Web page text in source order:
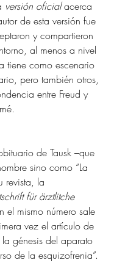
versión oficial acerca
de esta versión fue
y compartieron
al menos a nivel
tiene como escenario
pero también otros,
entre Freud y
de Tausk –que
sino como “La
revista, la
für ärztlitche
el mismo número sale
vez el artículo de
la génesis del aparato
de la esquizofrenia”.